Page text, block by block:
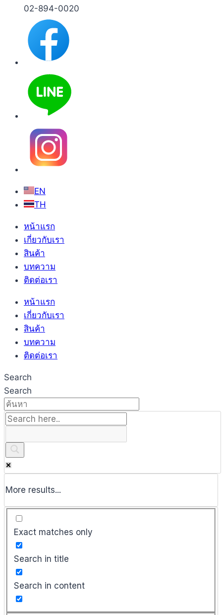
02-894-0020
EN
TH
หน้าแรก
เกี่ยวกับเรา
สินค้า
บทความ
ติดต่อเรา
หน้าแรก
เกี่ยวกับเรา
สินค้า
บทความ
ติดต่อเรา
Search
Search
More results...
Exact matches only
Search in title
Search in content